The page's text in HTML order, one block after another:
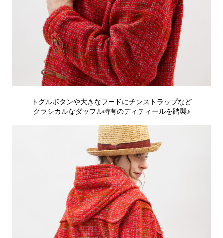
トグルボタンや大きなフードにチンストラップなど
クラシカルなダッフル特有のディティールを踏襲♪